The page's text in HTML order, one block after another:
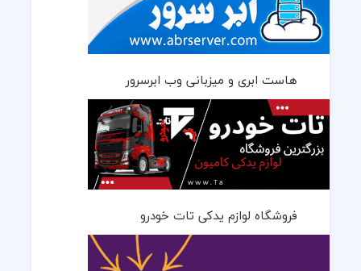
هاست ابری و میزبانی وب ابرسرور
فروشگاه لوازم یدکی تات خودرو